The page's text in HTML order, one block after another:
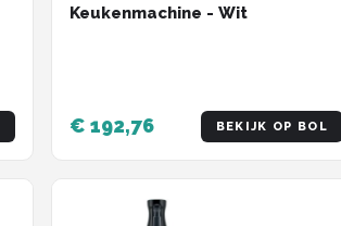
Keukenmachine - Wit
€ 192,76 BEKIJK OP BOL